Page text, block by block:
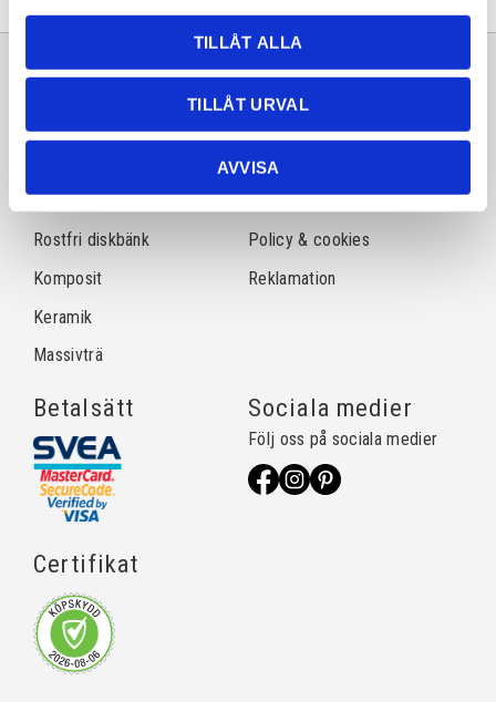
TILLÅT ALLA
TILLÅT URVAL
AVVISA
Sortiment
Natursten
Rostfri diskbänk
Komposit
Keramik
Massivträ
Information
Frågor & svar
Köpvillkor
Policy & cookies
Reklamation
Betalsätt
Certifikat
Sociala medier
Följ oss på sociala medier